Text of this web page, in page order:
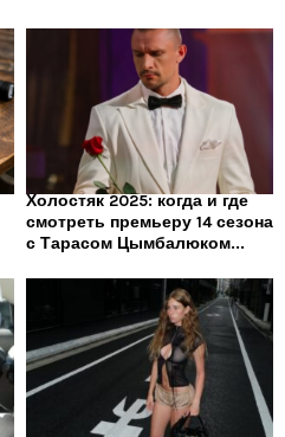
Холостяк 2025: когда и где
смотреть премьеру 14 сезона
с Тарасом Цымбалюком...